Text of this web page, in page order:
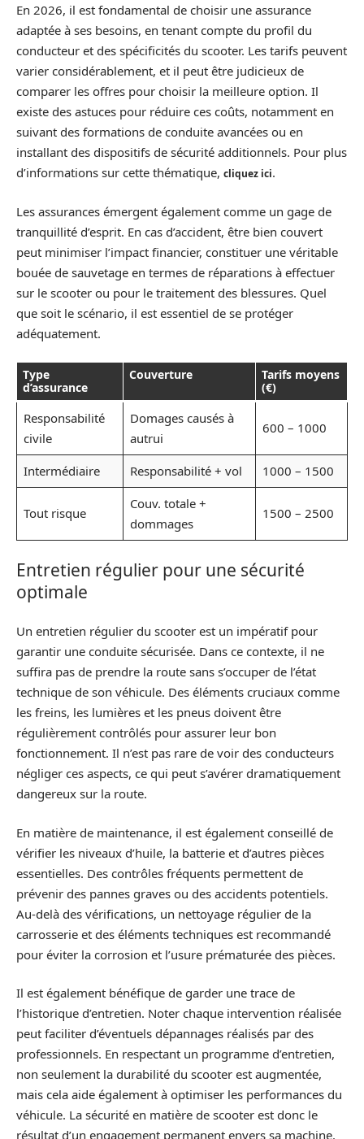
En 2026, il est fondamental de choisir une assurance
adaptée à ses besoins, en tenant compte du profil du
conducteur et des spécificités du scooter. Les tarifs peuvent
varier considérablement, et il peut être judicieux de
comparer les offres pour choisir la meilleure option. Il
existe des astuces pour réduire ces coûts, notamment en
suivant des formations de conduite avancées ou en
installant des dispositifs de sécurité additionnels. Pour plus
d’informations sur cette thématique, cliquez ici.
Les assurances émergent également comme un gage de
tranquillité d’esprit. En cas d’accident, être bien couvert
peut minimiser l’impact financier, constituer une véritable
bouée de sauvetage en termes de réparations à effectuer
sur le scooter ou pour le traitement des blessures. Quel
que soit le scénario, il est essentiel de se protéger
adéquatement.
Type
d’assurance
Couverture
Tarifs moyens
(€)
Responsabilité
civile
Domages causés à
autrui
600 – 1000
Intermédiaire Responsabilité + vol 1000 – 1500
Tout risque
Couv. totale +
dommages
1500 – 2500
Entretien régulier pour une sécurité
optimale
Un entretien régulier du scooter est un impératif pour
garantir une conduite sécurisée. Dans ce contexte, il ne
suffira pas de prendre la route sans s’occuper de l’état
technique de son véhicule. Des éléments cruciaux comme
les freins, les lumières et les pneus doivent être
régulièrement contrôlés pour assurer leur bon
fonctionnement. Il n’est pas rare de voir des conducteurs
négliger ces aspects, ce qui peut s’avérer dramatiquement
dangereux sur la route.
En matière de maintenance, il est également conseillé de
vérifier les niveaux d’huile, la batterie et d’autres pièces
essentielles. Des contrôles fréquents permettent de
prévenir des pannes graves ou des accidents potentiels.
Au-delà des vérifications, un nettoyage régulier de la
carrosserie et des éléments techniques est recommandé
pour éviter la corrosion et l’usure prématurée des pièces.
Il est également bénéfique de garder une trace de
l’historique d’entretien. Noter chaque intervention réalisée
peut faciliter d’éventuels dépannages réalisés par des
professionnels. En respectant un programme d’entretien,
non seulement la durabilité du scooter est augmentée,
mais cela aide également à optimiser les performances du
véhicule. La sécurité en matière de scooter est donc le
résultat d’un engagement permanent envers sa machine.